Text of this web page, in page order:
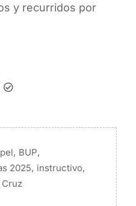
y recurridos por
, BUP,
2025, instructivo,
Cruz